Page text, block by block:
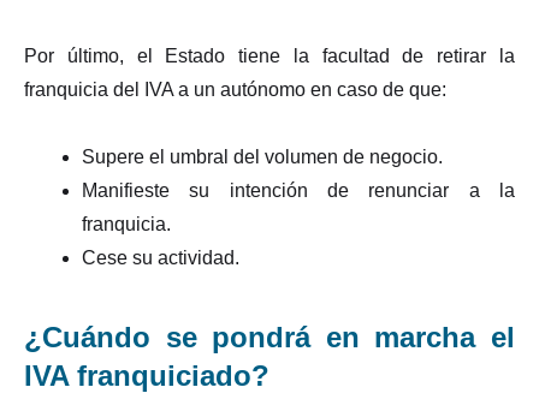
Por último, el Estado tiene la facultad de retirar la
franquicia del IVA a un autónomo en caso de que:
Supere el umbral del volumen de negocio.
Manifieste su intención de renunciar a la
franquicia.
Cese su actividad.
¿Cuándo se pondrá en marcha el
IVA franquiciado?